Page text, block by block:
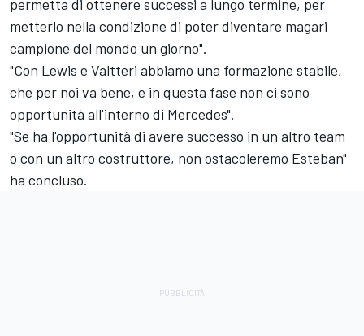
permetta di ottenere successi a lungo termine, per
metterlo nella condizione di poter diventare magari
campione del mondo un giorno".
"Con Lewis e Valtteri abbiamo una formazione stabile,
che per noi va bene, e in questa fase non ci sono
opportunità all'interno di Mercedes".
"Se ha l'opportunità di avere successo in un altro team
o con un altro costruttore, non ostacoleremo Esteban"
ha concluso.